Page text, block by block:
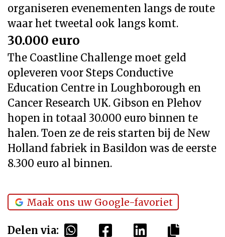
organiseren evenementen langs de route
waar het tweetal ook langs komt.
30.000 euro
The Coastline Challenge moet geld
opleveren voor Steps Conductive
Education Centre in Loughborough en
Cancer Research UK. Gibson en Plehov
hopen in totaal 30.000 euro binnen te
halen. Toen ze de reis starten bij de New
Holland fabriek in Basildon was de eerste
8.300 euro al binnen.
Maak ons uw Google-favoriet
Delen via: